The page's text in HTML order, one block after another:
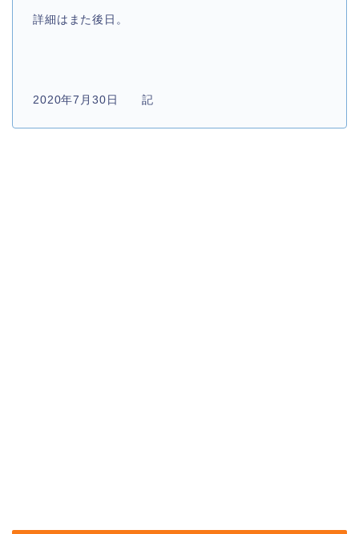
詳細はまた後日。
2020年7月30日 記